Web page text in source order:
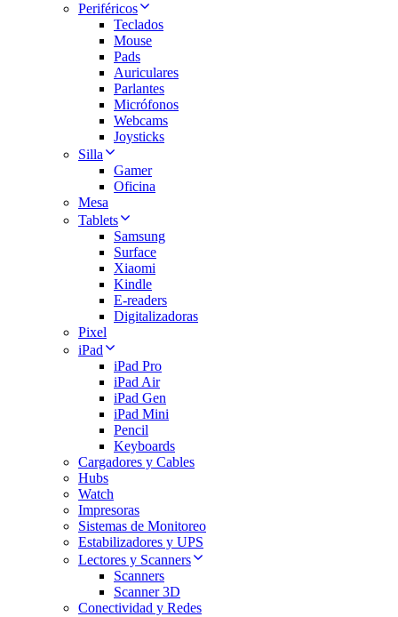
Periféricos
Teclados
Mouse
Pads
Auriculares
Parlantes
Micrófonos
Webcams
Joysticks
Silla
Gamer
Oficina
Mesa
Tablets
Samsung
Surface
Xiaomi
Kindle
E-readers
Digitalizadoras
Pixel
iPad
iPad Pro
iPad Air
iPad Gen
iPad Mini
Pencil
Keyboards
Cargadores y Cables
Hubs
Watch
Impresoras
Sistemas de Monitoreo
Estabilizadores y UPS
Lectores y Scanners
Scanners
Scanner 3D
Conectividad y Redes